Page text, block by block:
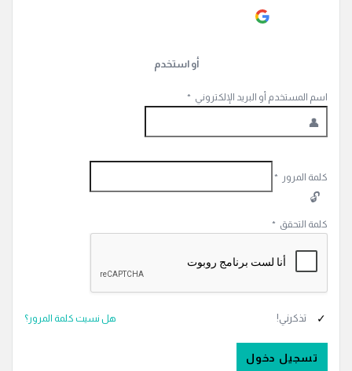
أو استخدم
اسم المستخدم أو البريد الإلكتروني *
كلمة المرور *
كلمة التحقق *
تذكرني! هل نسيت كلمة المرور؟